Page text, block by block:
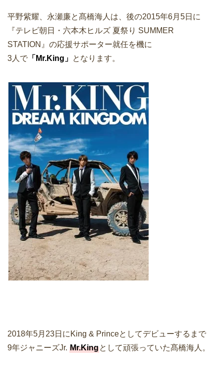
平野紫耀、永瀬廉と髙橋海人は、後の2015年6月5日に
『テレビ朝日・六本木ヒルズ 夏祭り SUMMER
STATION』の応援サポーター就任を機に
3人で 「Mr.King」 となります。
2018年5月23日にKing & Princeとしてデビューするまで
9年ジャニーズJr. Mr.Kingとして頑張っていた髙橋海人。